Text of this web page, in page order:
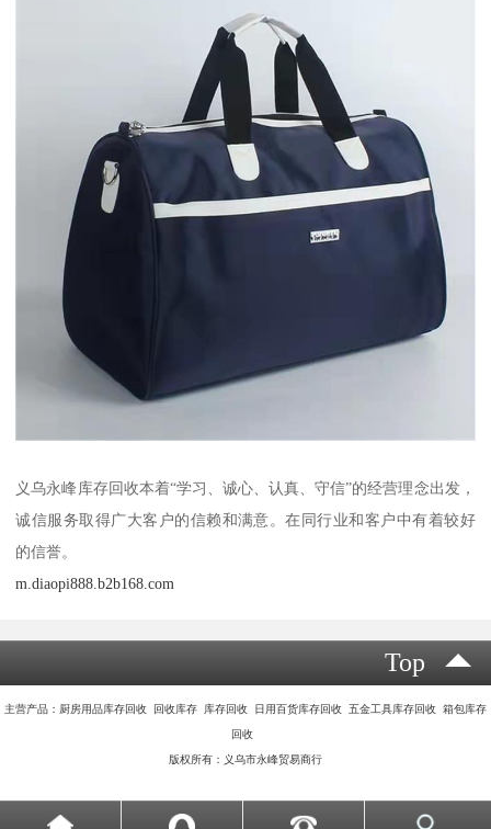
义乌永峰库存回收本着“学习、诚心、认真、守信”的经营理念出发，
诚信服务取得广大客户的信赖和满意。在同行业和客户中有着较好
的信誉。
m.diaopi888.b2b168.com
Top
主营产品：厨房用品库存回收 回收库存 库存回收 日用百货库存回收 五金工具库存回收 箱包库存
回收
版权所有：义乌市永峰贸易商行